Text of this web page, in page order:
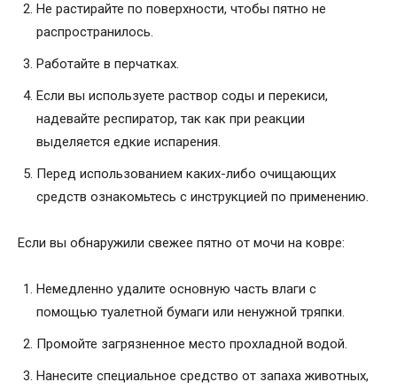
Не растирайте по поверхности, чтобы пятно не
распространилось.
Работайте в перчатках.
Если вы используете раствор соды и перекиси,
надевайте респиратор, так как при реакции
выделяется едкие испарения.
Перед использованием каких-либо очищающих
средств ознакомьтесь с инструкцией по применению.
Если вы обнаружили свежее пятно от мочи на ковре:
Немедленно удалите основную часть влаги с
помощью туалетной бумаги или ненужной тряпки.
Промойте загрязненное место прохладной водой.
Нанесите специальное средство от запаха животных,